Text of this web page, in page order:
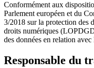
Conformément aux
Parlement européen et du
3/2018 sur la protection des
droits numériques
des données en relation
Responsable du